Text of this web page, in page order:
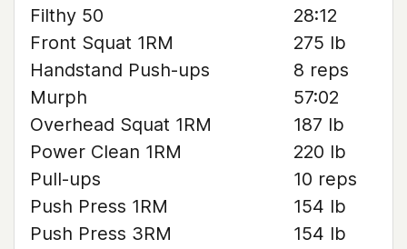
Filthy 50
28:12
Front Squat 1RM
275 lb
Handstand Push-ups
8 reps
Murph
57:02
Overhead Squat 1RM
187 lb
Power Clean 1RM
220 lb
Pull-ups
10 reps
Push Press 1RM
154 lb
Push Press 3RM
154 lb